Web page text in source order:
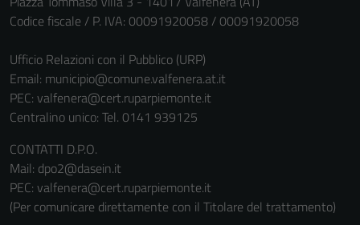
Codice fiscale / P. IVA: 00091920058 / 00091920058
Ufficio Relazioni con il Pubblico (URP)
Email: municipio@comune.valfenera.at.it
PEC: valfenera@cert.ruparpiemonte.it
Centralino unico: Tel. 0141 939125
CONTATTI D.P.O.
Mail: dpo2@dasein.it
PEC: valfenera@cert.ruparpiemonte.it
(Per comunicare direttamente con il Titolare del trattamento)
Tecnici
Questi cookie